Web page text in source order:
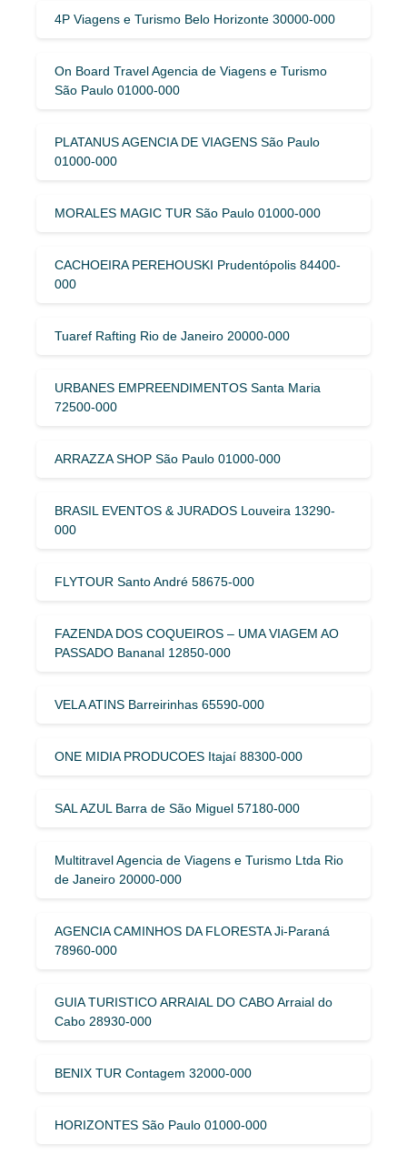
4P Viagens e Turismo Belo Horizonte 30000-000
On Board Travel Agencia de Viagens e Turismo
São Paulo 01000-000
PLATANUS AGENCIA DE VIAGENS São Paulo
01000-000
MORALES MAGIC TUR São Paulo 01000-000
CACHOEIRA PEREHOUSKI Prudentópolis 84400-
000
Tuaref Rafting Rio de Janeiro 20000-000
URBANES EMPREENDIMENTOS Santa Maria
72500-000
ARRAZZA SHOP São Paulo 01000-000
BRASIL EVENTOS & JURADOS Louveira 13290-
000
FLYTOUR Santo André 58675-000
FAZENDA DOS COQUEIROS – UMA VIAGEM AO
PASSADO Bananal 12850-000
VELA ATINS Barreirinhas 65590-000
ONE MIDIA PRODUCOES Itajaí 88300-000
SAL AZUL Barra de São Miguel 57180-000
Multitravel Agencia de Viagens e Turismo Ltda Rio
de Janeiro 20000-000
AGENCIA CAMINHOS DA FLORESTA Ji-Paraná
78960-000
GUIA TURISTICO ARRAIAL DO CABO Arraial do
Cabo 28930-000
BENIX TUR Contagem 32000-000
HORIZONTES São Paulo 01000-000